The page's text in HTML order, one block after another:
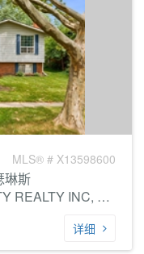
MLS® # X13598600
琳斯
经纪公司: RE/MAX GARDEN CITY REALTY INC, BROKERAGE
详细